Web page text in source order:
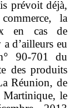
prévoit déjà,
la
en cas de
d’ailleurs eu
90‑701 du
des produits
Réunion, de
Martinique, le